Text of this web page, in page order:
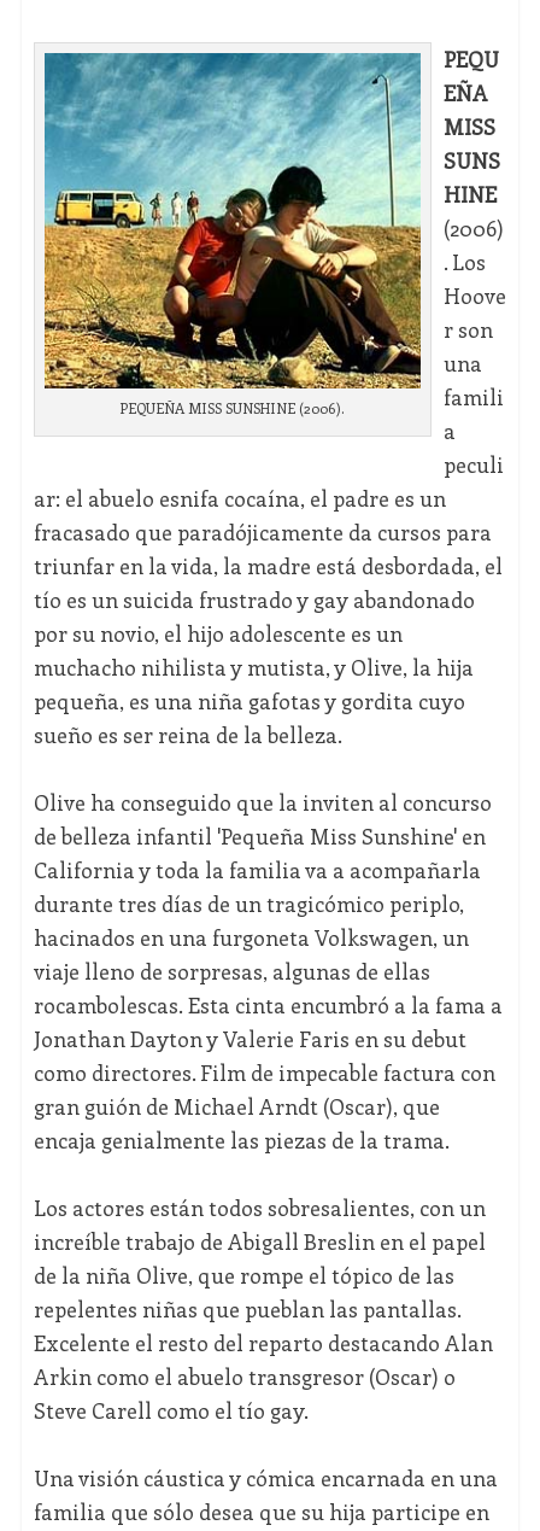
PEQUEÑA MISS SUNSHINE (2006).
PEQU
EÑA
MISS
SUNS
HINE
(2006)
. Los
Hoove
r son
una
famili
a
peculi
ar: el abuelo esnifa cocaína, el padre es un
fracasado que paradójicamente da cursos para
triunfar en la vida, la madre está desbordada, el
tío es un suicida frustrado y gay abandonado
por su novio, el hijo adolescente es un
muchacho nihilista y mutista, y Olive, la hija
pequeña, es una niña gafotas y gordita cuyo
sueño es ser reina de la belleza.
Olive ha conseguido que la inviten al concurso
de belleza infantil 'Pequeña Miss Sunshine' en
California y toda la familia va a acompañarla
durante tres días de un tragicómico periplo,
hacinados en una furgoneta Volkswagen, un
viaje lleno de sorpresas, algunas de ellas
rocambolescas. Esta cinta encumbró a la fama a
Jonathan Dayton y Valerie Faris en su debut
como directores. Film de impecable factura con
gran guión de Michael Arndt (Oscar), que
encaja genialmente las piezas de la trama.
Los actores están todos sobresalientes, con un
increíble trabajo de Abigall Breslin en el papel
de la niña Olive, que rompe el tópico de las
repelentes niñas que pueblan las pantallas.
Excelente el resto del reparto destacando Alan
Arkin como el abuelo transgresor (Oscar) o
Steve Carell como el tío gay.
Una visión cáustica y cómica encarnada en una
familia que sólo desea que su hija participe en